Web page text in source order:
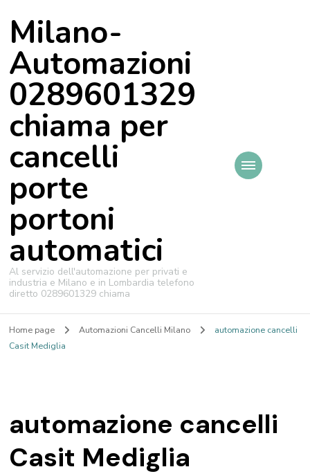
Milano-
Automazioni
0289601329
chiama per
cancelli
porte
portoni
automatici
Al servizio dell'automazione per privati e
industria e Milano e in Lombardia telefono
diretto 0289601329 chiama
Home page Automazioni Cancelli Milano
automazione cancelli
Casit Mediglia
automazione cancelli
Casit Mediglia